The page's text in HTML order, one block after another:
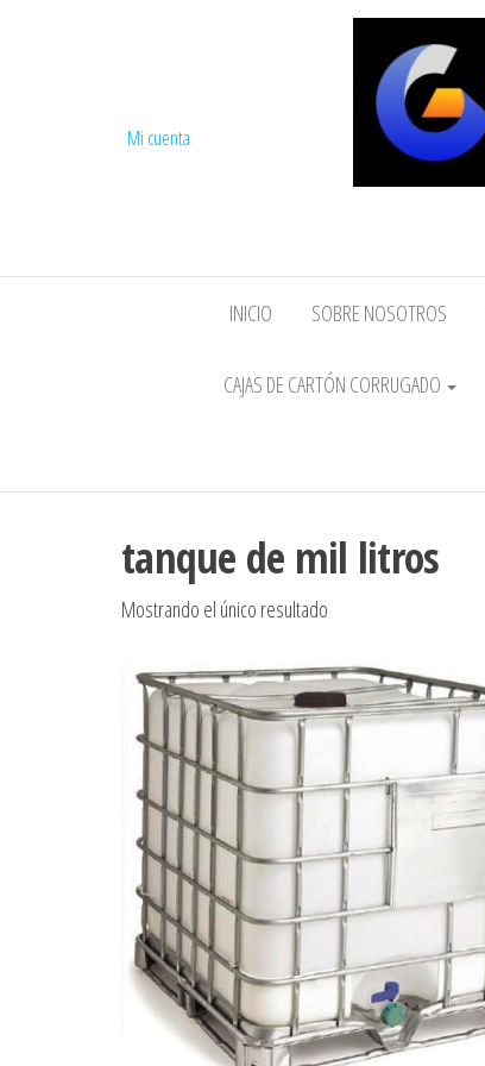
Mi cuenta
INICIO SOBRE NOSOTROS
CAJAS DE CARTÓN CORRUGADO
tanque de mil litros
Mostrando el único resultado